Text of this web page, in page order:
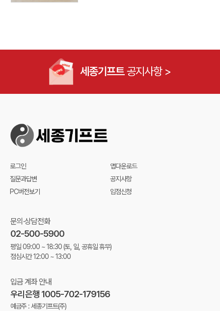
세종기프트공지사항 >
로그인
앱다운로드
질문과답변
공지사항
PC버전보기
입점신청
문의·상담전화
02-500-5900
평일 09:00 ~ 18:30(토, 일, 공휴일 휴무)
점심시간 12:00 ~ 13:00
입금 계좌 안내
우리은행 1005-702-179156
예금주 : 세종기프트(주)